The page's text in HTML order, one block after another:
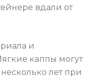
вдали от
и
каппы могут
лет при